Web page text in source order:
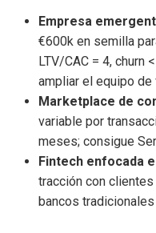
Empresa
€600k en semilla
LTV/CAC = 4,
ampliar el equipo de
Marketplace de
variable por
meses; consigue
Fintech enfocada
tracción con
bancos